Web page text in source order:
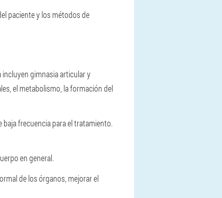
paciente y los métodos de
gimnasia articular y
el metabolismo, la formación del
frecuencia para el tratamiento.
en general.
de los órganos, mejorar el